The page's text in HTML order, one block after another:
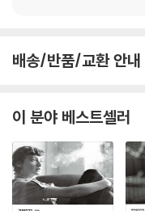
일에 한 번씩 식량을 들고 찾
이런 생각이 들었다. “넌 도
작품의 단점이라고 생각했
이 소설은 내가 사는 캐나다
에서 성공을 거두었다.
ertrude)를 안식처로 데려
했다는 신화적인 인물(테드)
소설은 우리를 예상치 못한
깊고 어둡게 끝난다. 거트루
빛을 통해서였다. 열 여섯 살
배송/반품/교환 안내
이 분야 베스트셀러